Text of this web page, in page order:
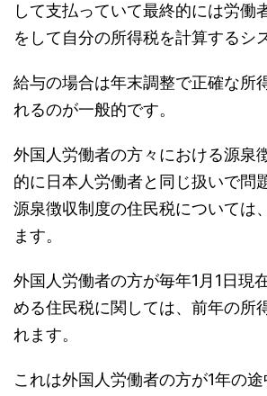
して支払っていて最終的には労働
をして自分の所得税を計算するシ
給与の場合は年末調整で正確な所
れるのが一般的です。
外国人労働者の方々における源泉
的に日本人労働者と同じ扱いで問
源泉徴収制度の住民税については
ます。
外国人労働者の方が毎年1月1日現
める住民税に関しては、前年の所
れます。
これは外国人労働者の方が1年の